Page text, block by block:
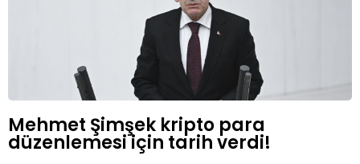
Mehmet Şimşek kripto para
düzenlemesi için tarih verdi!